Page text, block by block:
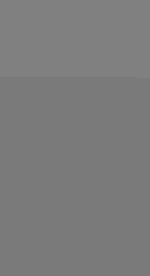
cookies.
maksymalnej
Kupujących)